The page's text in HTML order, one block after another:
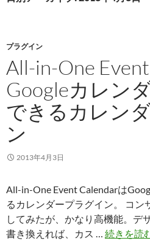
キ
ッ
プ
プラグイン
All-in-One Event
Googleカレン
できるカレン
ン
2013年4月3日
All-in-One Event Calendarは
るカレンダープラグイン。 コン
してみたが、かなり高機能。デ
書き換えれば、カス … 続きを読